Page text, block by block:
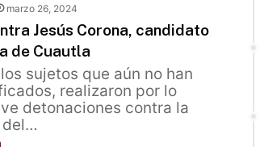
marzo 26, 2024
Jesús Corona, candidato
de Cuautla
sujetos que aún no han
realizaron por lo
detonaciones contra la
del…